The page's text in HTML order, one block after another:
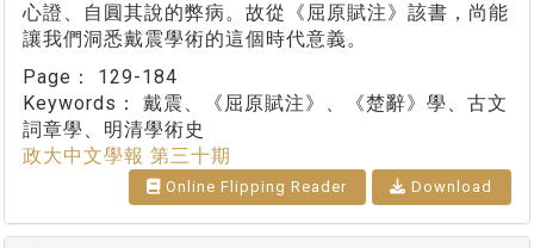
心證、自圓其說的弊病。故從《屈原賦注》該書，尚能
讓我們洞悉戴震學術的這個時代意義。
Page： 129-184
Keywords： 戴震、《屈原賦注》、《楚辭》學、古文
詞章學、明清學術史
政大中文學報 第三十期
Online Flipping Reader Download